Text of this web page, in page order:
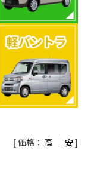
[ 価格： 高 ｜ 安]